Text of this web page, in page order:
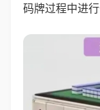
码牌过程中进